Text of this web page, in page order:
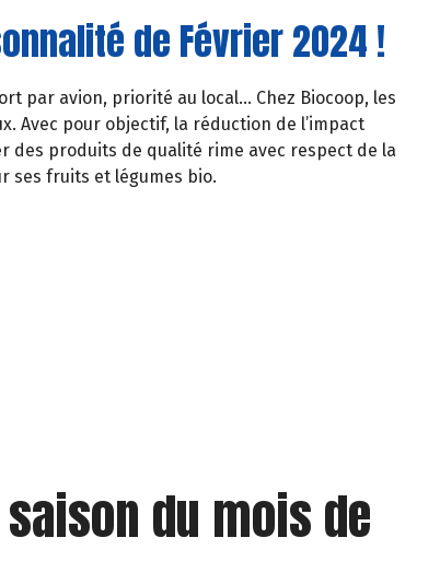
de Février 2024 !
par avion, priorité au local… Chez Biocoop, les
Avec pour objectif, la réduction de l’impact
des produits de qualité rime avec respect de la
ses fruits et légumes bio.
du mois de